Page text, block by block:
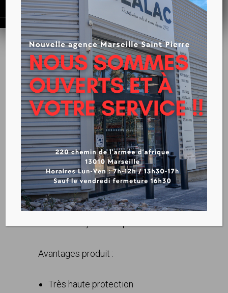
XTREM RS
Télécharger la fiche technique
Avantages produit :
Très haute protection